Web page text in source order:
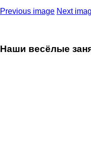
Previous image Next
Наши весёлые